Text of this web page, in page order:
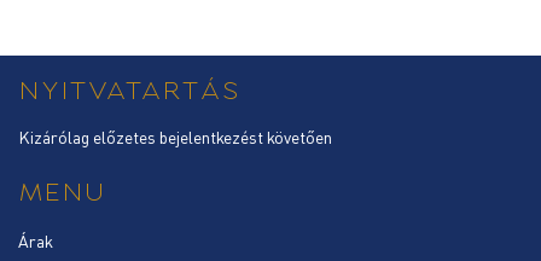
NYITVATARTÁS
Kizárólag előzetes bejelentkezést követően
MENU
Árak